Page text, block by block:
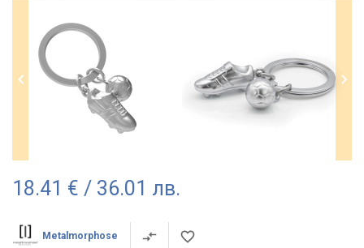
18.41 € / 36.01 лв.
Metalmorphose